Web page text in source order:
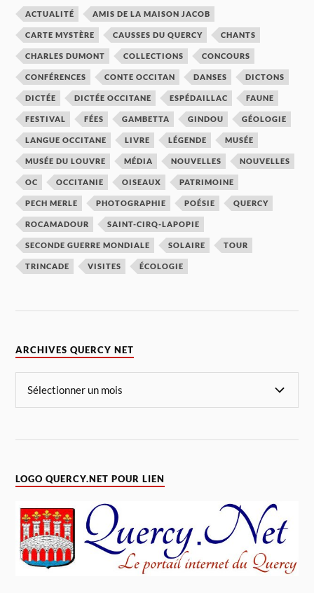
ACTUALITÉ AMIS DE LA MAISON JACOB
CARTE MYSTÈRE CAUSSES DU QUERCY CHANTS
CHARLES DUMONT COLLECTIONS CONCOURS
CONFÉRENCES CONTE OCCITAN DANSES DICTONS
DICTÉE DICTÉE OCCITANE ESPÉDAILLAC FAUNE
FESTIVAL FÉES GAMBETTA GINDOU GÉOLOGIE
LANGUE OCCITANE LIVRE LÉGENDE MUSÉE
MUSÉE DU LOUVRE MÉDIA NOUVELLES NOUVELLES
OC OCCITANIE OISEAUX PATRIMOINE
PECH MERLE PHOTOGRAPHIE POÉSIE QUERCY
ROCAMADOUR SAINT-CIRQ-LAPOPIE
SECONDE GUERRE MONDIALE SOLAIRE TOUR
TRINCADE VISITES ÉCOLOGIE
ARCHIVES QUERCY NET
LOGO QUERCY.NET POUR LIEN